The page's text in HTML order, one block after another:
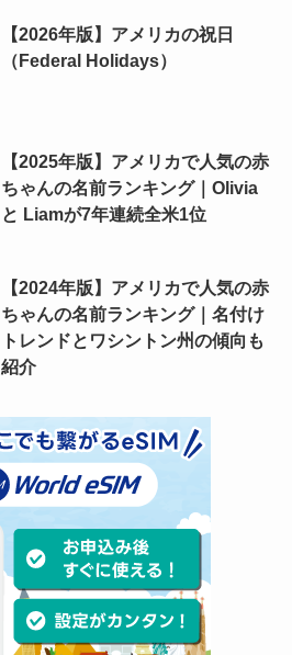
【2026年版】アメリカの祝日
（Federal Holidays）
【2025年版】アメリカで人気の赤
ちゃんの名前ランキング｜Olivia
と Liamが7年連続全米1位
【2024年版】アメリカで人気の赤
ちゃんの名前ランキング｜名付け
トレンドとワシントン州の傾向も
紹介